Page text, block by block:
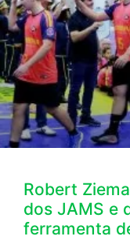
Robert
dos JAMS e
ferramenta